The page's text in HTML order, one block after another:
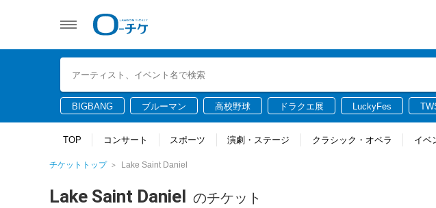
BIGBANG ブルーマン 高校野球 ドラクエ展 LuckyFes
TOP コンサート スポーツ 演劇・ステージ クラシック・オペラ イベ
チケットトップ Lake Saint Daniel
Lake Saint Daniel のチケット